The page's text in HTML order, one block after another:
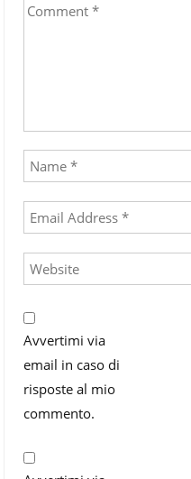
Avvertimi via
email in caso di
risposte al mio
commento.